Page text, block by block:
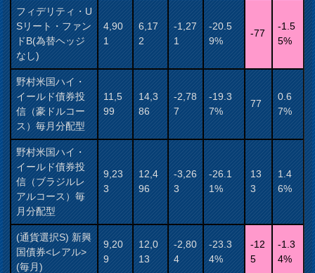
フィデリティ・U
Sリート・ファン
ドB(為替ヘッジ
なし)
4,90
1
6,17
2
-1,27
1
-20.5
9%
-77
-1.5
5%
野村米国ハイ・
イールド債券投
信（豪ドルコー
ス）毎月分配型
11,5
99
14,3
86
-2,78
7
-19.3
7%
77
0.6
7%
野村米国ハイ・
イールド債券投
信（ブラジルレ
アルコース）毎
月分配型
9,23
3
12,4
96
-3,26
3
-26.1
1%
13
3
1.4
6%
(通貨選択S) 新興
国債券<レアル>
(毎月)
9,20
9
12,0
13
-2,80
4
-23.3
4%
-12
5
-1.3
4%